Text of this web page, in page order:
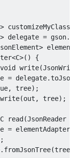
>
> delegate = gson.
>
<C>()
{
void write(
= delegate.
, tree);
write(out , tree);
C read(JsonReader
= elementAdapter
. fromJsonTree(tree